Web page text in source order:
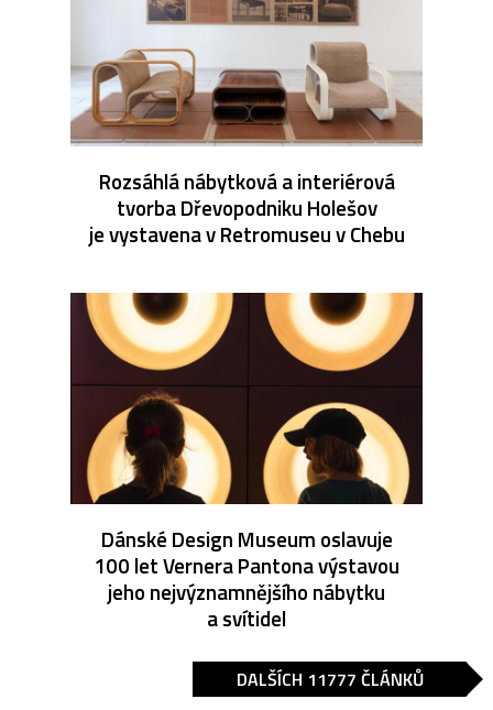
Rozsáhlá nábytková a interiérová
tvorba Dřevopodniku Holešov
je vystavena v Retromuseu v Chebu
Dánské Design Museum oslavuje
100 let Vernera Pantona výstavou
jeho nejvýznamnějšího nábytku
a svítidel
DALŠÍCH 11777 ČLÁNKŮ